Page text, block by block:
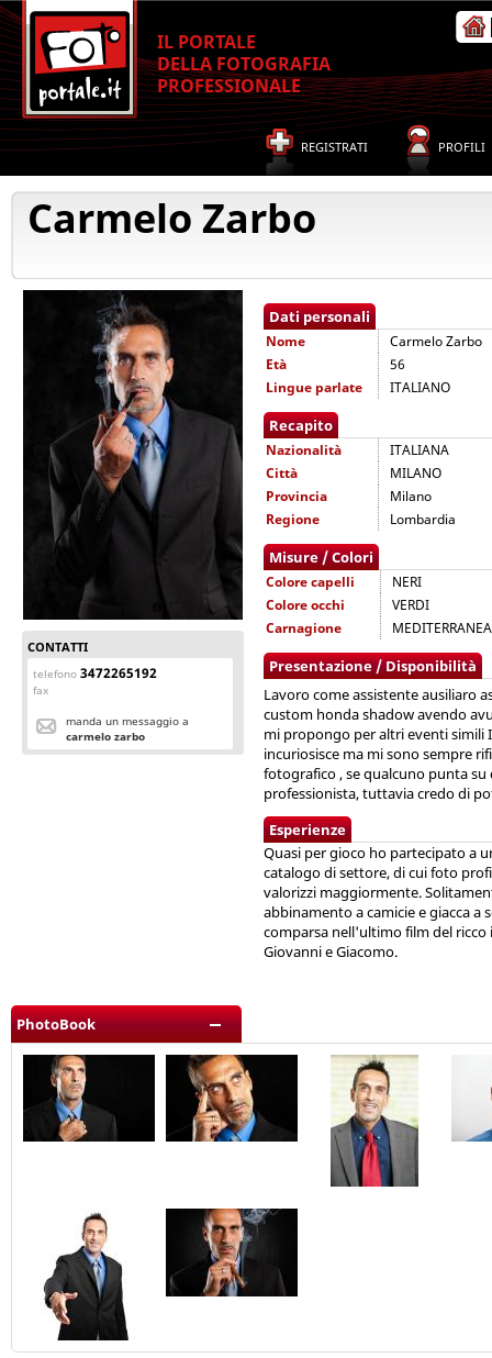
IL PORTALE
DELLA FOTOGRAFIA
PROFESSIONALE
REGISTRATI PROFILI
Carmelo Zarbo
CONTATTI
telefono 3472265192
fax
manda un messaggio a
carmelo zarbo
Dati personali
Nome
Carmelo Zarbo
Età
56
Lingue parlate
ITALIANO
Recapito
Nazionalità
ITALIANA
Città
MILANO
Provincia
Milano
Regione
Lombardia
Misure / Colori
Colore capelli
NERI
Colore occhi
VERDI
Carnagione
MEDITERRANEA
Presentazione / Disponibilità
Lavoro come assistente ausiliaro
custom honda shadow avendo
mi propongo per altri eventi
incuriosisce ma mi sono sempre
fotografico , se qualcuno punta
professionista, tuttavia credo di
Esperienze
Quasi per gioco ho partecipato a
catalogo di settore, di cui foto
valorizzi maggiormente.
abbinamento a camicie e giacca a
comparsa nell'ultimo film del
Giovanni e Giacomo.
PhotoBook